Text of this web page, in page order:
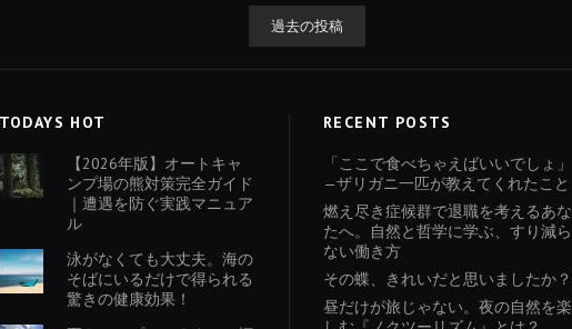
過去の投稿
TODAYS HOT
【2026年版】オートキャ
ンプ場の熊対策完全ガイド
｜遭遇を防ぐ実践マニュア
ル
泳がなくても大丈夫。海の
そばにいるだけで得られる
驚きの健康効果！
RECENT POSTS
「ここで食べちゃえばいいでしょ」
—ザリガニ一匹が教えてくれたこと
燃え尽き症候群で退職を考えるあな
たへ。自然と哲学に学ぶ、すり減ら
ない働き方
その蝶、きれいだと思いましたか？
昼だけが旅じゃない。夜の自然を楽